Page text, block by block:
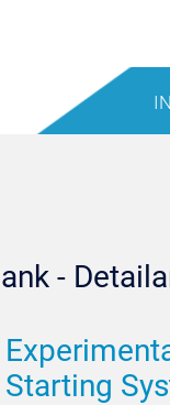
-
Starting